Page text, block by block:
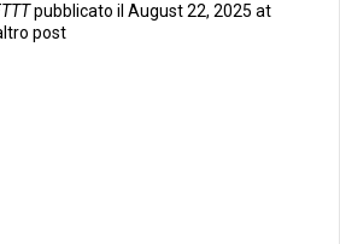
pubblicato il August 22, 2025 at
post